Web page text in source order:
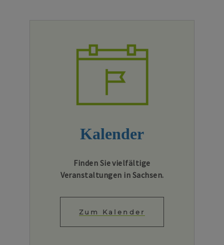
Kalender
Finden Sie vielfältige
Veranstaltungen in Sachsen.
Zum Kalender